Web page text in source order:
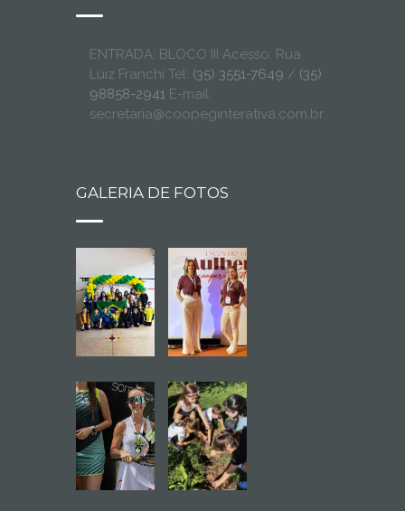
ENTRADA: BLOCO III Acesso: Rua
Luiz Franchi Tel: (35) 3551-7649 / (35)
98858-2941 E-mail:
secretaria@coopeginterativa.com.br
GALERIA DE FOTOS